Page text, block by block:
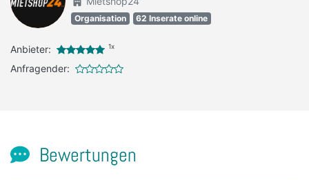
Organisation 62 Inserate online
Anbieter: 1x
Anfragender:
Bewertungen